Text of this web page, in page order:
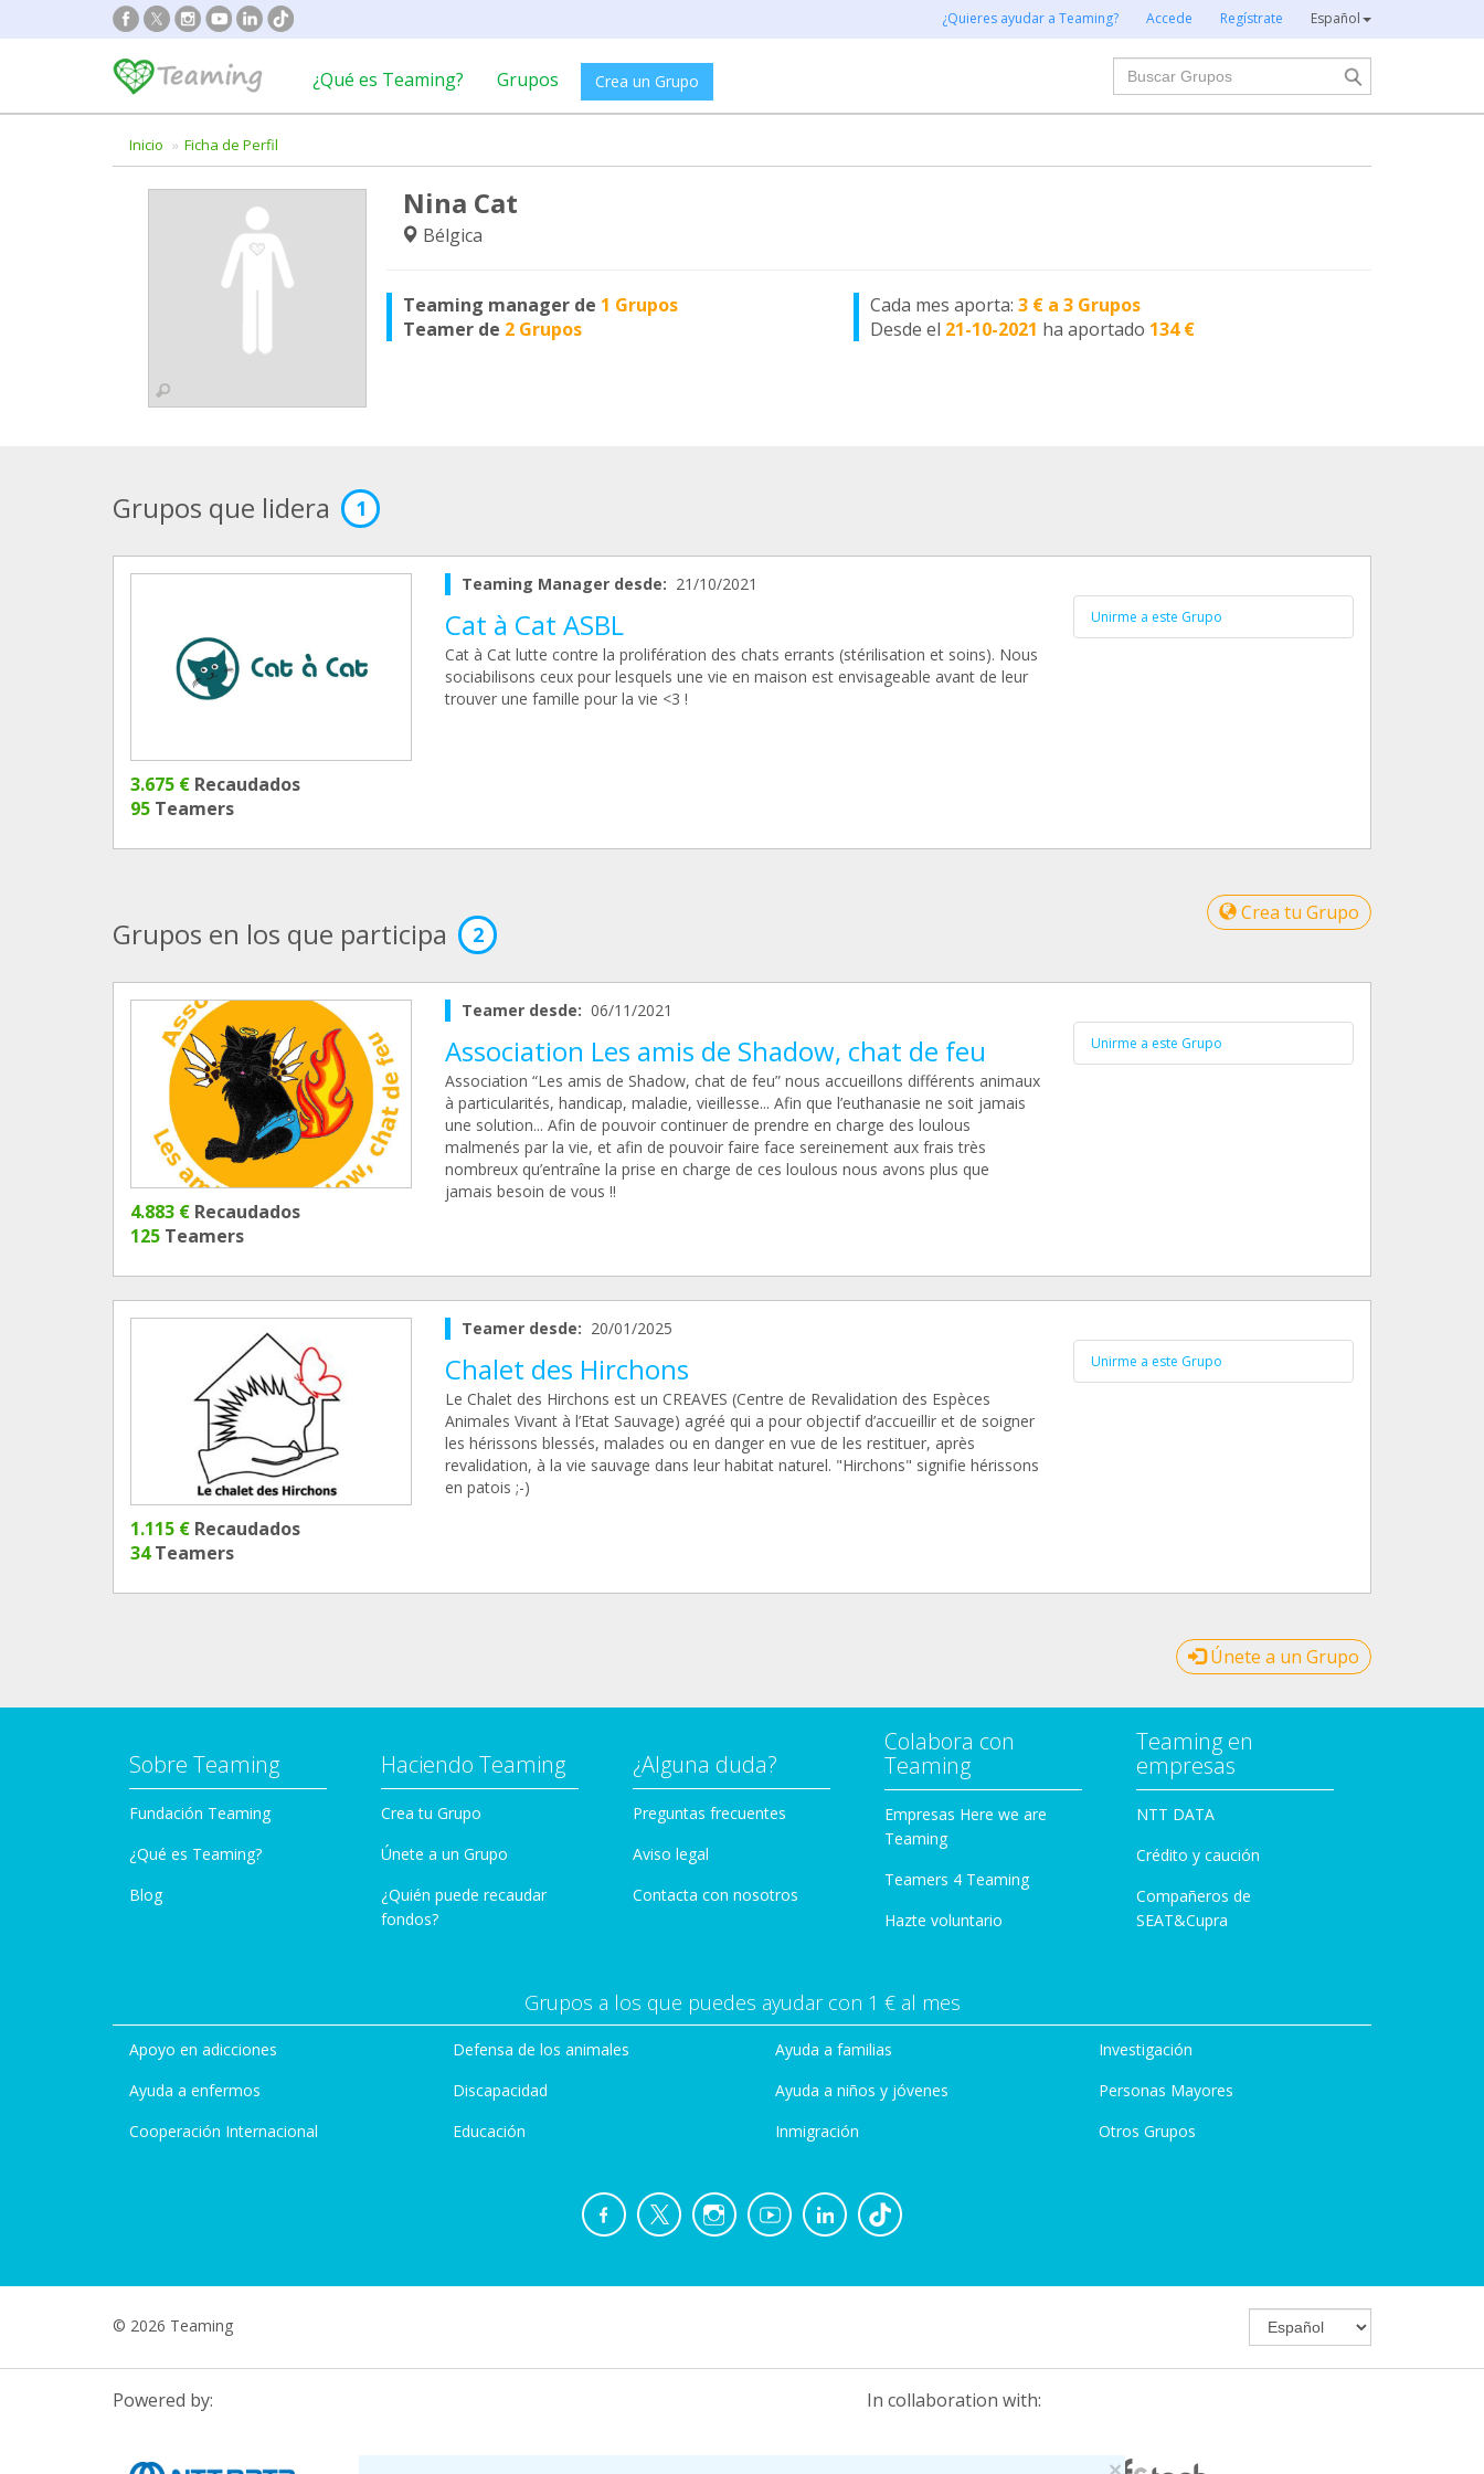
¿Quieres ayudar a Teaming? Accede Regístrate Español
¿Qué es Teaming? Grupos Crea un Grupo
Buscar
Inicio Ficha de Perfil
Nina Cat
Bélgica
Teaming manager de 1 Grupos
Teamer de 2 Grupos
Cada mes aporta:3 € a 3 Grupos
Desde el 21-10-2021 ha aportado 134 €
Grupos que lidera 1
3.675 € Recaudados
95 Teamers
Teaming Manager desde: 21/10/2021
Cat à Cat ASBL
Cat à Cat lutte contre la prolifération des chats errants (stérilisation et soins). Nous
sociabilisons ceux pour lesquels une vie en maison est envisageable avant de leur
trouver une famille pour la vie <3 !
Unirme a este Grupo
Crea tu Grupo
Grupos en los que participa 2
4.883 € Recaudados
125 Teamers
Teamer desde: 06/11/2021
Association Les amis de Shadow, chat de feu
Association “Les amis de Shadow, chat de feu” nous accueillons différents animaux
à particularités, handicap, maladie, vieillesse... Afin que l’euthanasie ne soit jamais
une solution... Afin de pouvoir continuer de prendre en charge des loulous
malmenés par la vie, et afin de pouvoir faire face sereinement aux frais très
nombreux qu’entraîne la prise en charge de ces loulous nous avons plus que
jamais besoin de vous !!
Unirme a este Grupo
1.115 € Recaudados
34Teamers
Teamer desde: 20/01/2025
Chalet des Hirchons
Le Chalet des Hirchons est un CREAVES (Centre de Revalidation des Espèces
Animales Vivant à l’Etat Sauvage) agréé qui a pour objectif d’accueillir et de soigner
les hérissons blessés, malades ou en danger en vue de les restituer, après
revalidation, à la vie sauvage dans leur habitat naturel. "Hirchons" signifie hérissons
en patois ;-)
Unirme a este Grupo
Únete a un Grupo
Sobre Teaming
Fundación Teaming
¿Qué es Teaming?
Blog
Haciendo Teaming
Crea tu Grupo
Únete a un Grupo
¿Quién puede recaudar
fondos?
¿Alguna duda?
Preguntas frecuentes
Aviso legal
Contacta con nosotros
Colabora con
Teaming
Empresas Here we are
Teaming
Teamers 4 Teaming
Hazte voluntario
Teaming en
empresas
NTT DATA
Crédito y caución
Compañeros de
SEAT&Cupra
Grupos a los que puedes ayudar con 1 € al mes
Apoyo en adicciones
Ayuda a enfermos
Cooperación Internacional
Defensa de los animales
Discapacidad
Educación
Ayuda a familias
Ayuda a niños y jóvenes
Inmigración
Investigación
Personas Mayores
Otros Grupos
© 2026 Teaming
Powered by: In collaboration with: